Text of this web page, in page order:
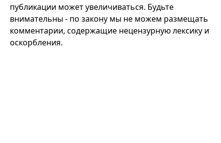
публикации может увеличиваться. Будьте
внимательны - по закону мы не можем размещать
комментарии, содержащие нецензурную лексику и
оскорбления.